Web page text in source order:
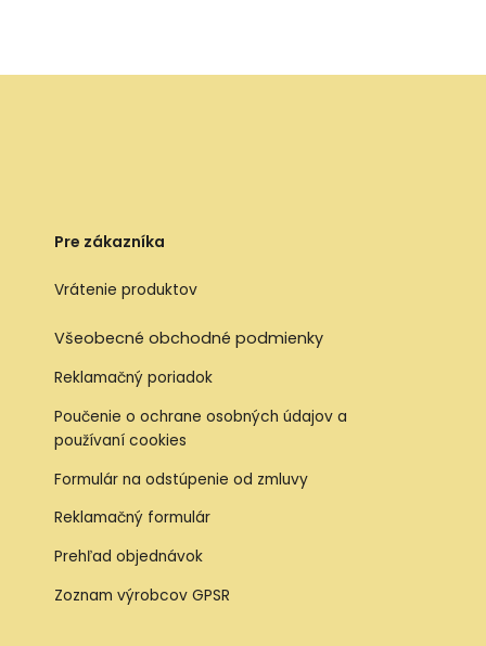
Pre zákazníka
Vrátenie produktov
Všeobecné obchodné podmienky
Reklamačný poriadok
Poučenie o ochrane osobných údajov a
používaní cookies
Formulár na odstúpenie od zmluvy
Reklamačný formulár
Prehľad objednávok
Zoznam výrobcov GPSR